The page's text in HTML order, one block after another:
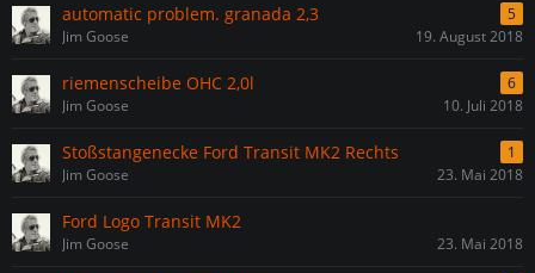
automatic problem. granada 2,3
5
Jim Goose
19. August 2018
riemenscheibe OHC 2,0l
6
Jim Goose
10. Juli 2018
Stoßstangenecke Ford Transit MK2 Rechts
1
Jim Goose
23. Mai 2018
Ford Logo Transit MK2
Jim Goose 23. Mai 2018